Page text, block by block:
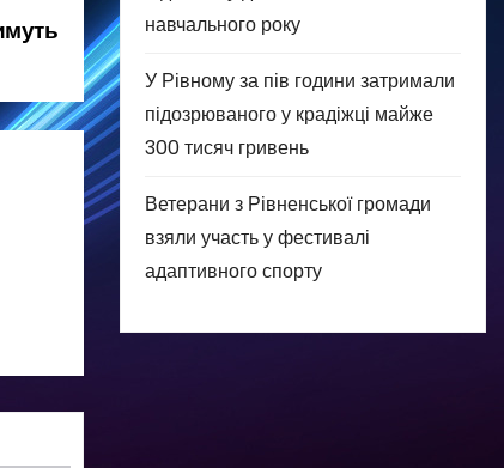
навчального року
У Рівному за пів години затримали
підозрюваного у крадіжці майже
300 тисяч гривень
Ветерани з Рівненської громади
взяли участь у фестивалі
адаптивного спорту